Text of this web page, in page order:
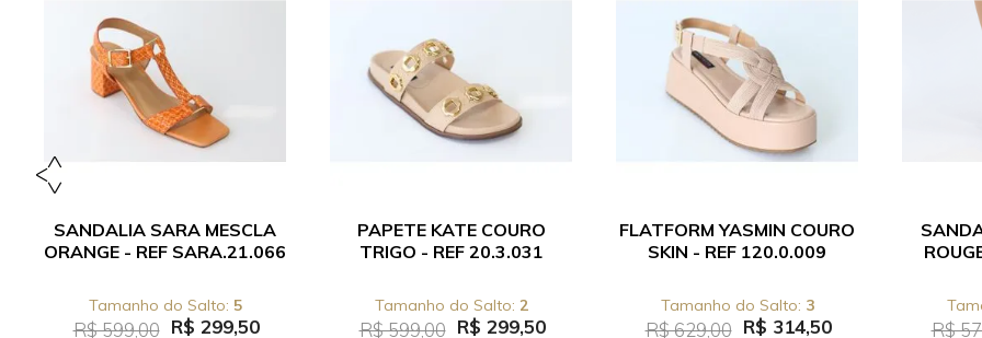
SANDALIA SARA MESCLA
ORANGE - REF SARA.21.066
5
R$ 599,00 R$ 299,50
PAPETE KATE COURO
TRIGO - REF 20.3.031
2
R$ 599,00 R$ 299,50
FLATFORM YASMIN COURO
SKIN - REF 120.0.009
3
R$ 629,00 R$ 314,50 R$